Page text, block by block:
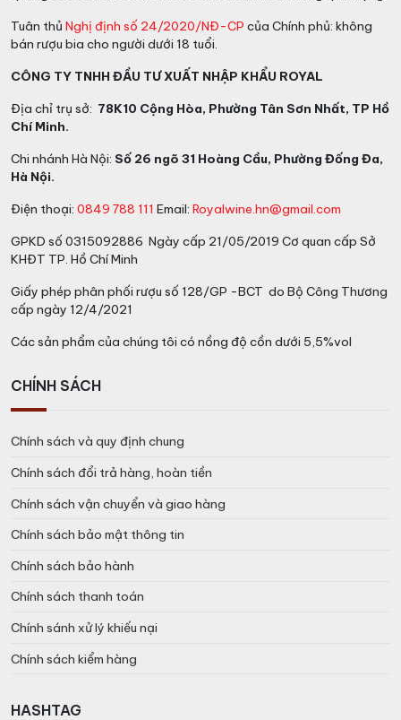
Tuân thủ Nghị định số 24/2020/NĐ-CP của Chính phủ: không
bán rượu bia cho người dưới 18 tuổi.
CÔNG TY TNHH ĐẦU TƯ XUẤT NHẬP KHẨU ROYAL
Địa chỉ trụ sở: 78K10 Cộng Hòa, Phường Tân Sơn Nhất, TP Hồ
Chí Minh.
Chi nhánh Hà Nội: Số 26 ngõ 31 Hoàng Cầu, Phường Đống Đa,
Hà Nội.
Điện thoại: 0849 788 111 Email: Royalwine.hn@gmail.com
GPKD số 0315092886 Ngày cấp 21/05/2019 Cơ quan cấp Sở
KHĐT TP. Hồ Chí Minh
Giấy phép phân phối rượu số 128/GP -BCT do Bộ Công Thương
cấp ngày 12/4/2021
Các sản phẩm của chúng tôi có nồng độ cồn dưới 5,5%vol
CHÍNH SÁCH
Chính sách và quy định chung
Chính sách đổi trả hàng, hoàn tiền
Chính sách vận chuyển và giao hàng
Chính sách bảo mật thông tin
Chính sách bảo hành
Chính sách thanh toán
Chính sánh xử lý khiếu nại
Chính sách kiểm hàng
HASHTAG